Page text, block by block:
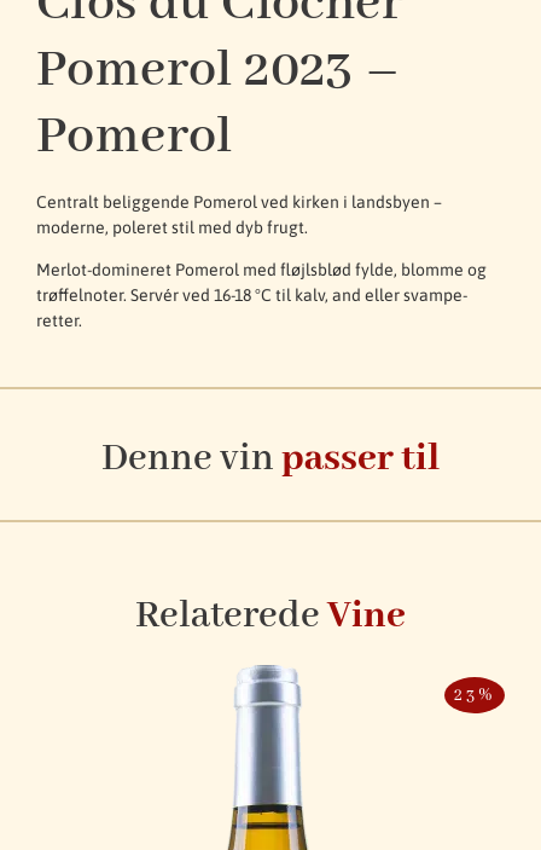
Pomerol 2023 –
Pomerol
Centralt beliggende Pomerol ved kirken i landsbyen –
moderne, poleret stil med dyb frugt.
Merlot-domineret Pomerol med fløjlsblød fylde, blomme og
trøffelnoter. Servér ved 16-18 °C til kalv, and eller svampe-
retter.
Denne vinpasser til
RelateredeVine
23%